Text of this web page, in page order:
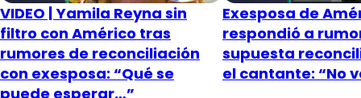
VIDEO | Yamila Reyna sin
filtro con Américo tras
rumores de reconciliación
con exesposa: “Qué se
puede esperar…”
Exesposa de
respondió a
supuesta
el cantante: “No